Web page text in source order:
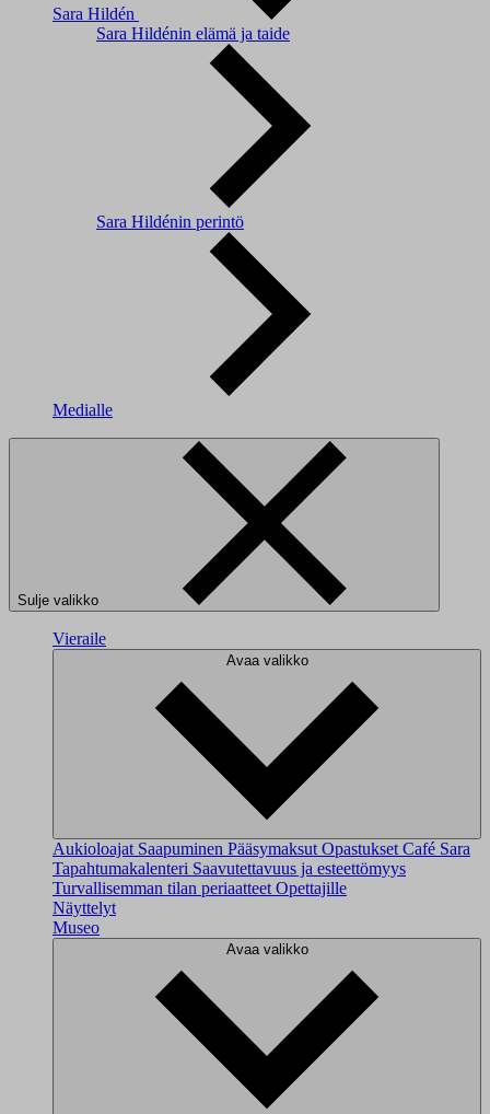
Sara Hildén
Sara Hildénin elämä ja taide
Sara Hildénin perintö
Medialle
Sulje valikko
Vieraile
Avaa valikko
Aukioloajat Saapuminen Pääsymaksut Opastukset Café Sara
Tapahtumakalenteri Saavutettavuus ja esteettömyys
Turvallisemman tilan periaatteet Opettajille
Näyttelyt
Museo
Avaa valikko